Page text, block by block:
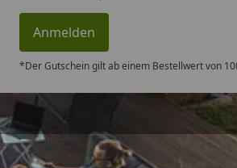
Anmelden
*Der Gutschein gilt ab einem Bestellwert von
Trusted Shops